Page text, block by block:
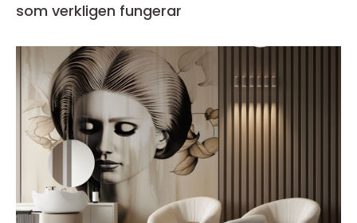
som verkligen fungerar